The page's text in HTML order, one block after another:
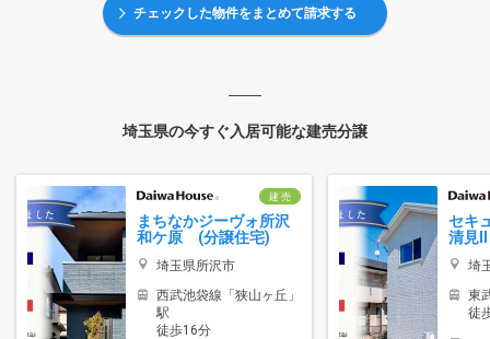
チェックした物件をまとめて請求する
埼玉県の今すぐ入居可能な建売分譲
建 売
まちなかジーヴォ所沢
和ケ原 (分譲住宅)
埼玉県所沢市
西武池袋線「狭山ヶ丘」
駅
徒歩16分
セキ
清見
埼
東
徒